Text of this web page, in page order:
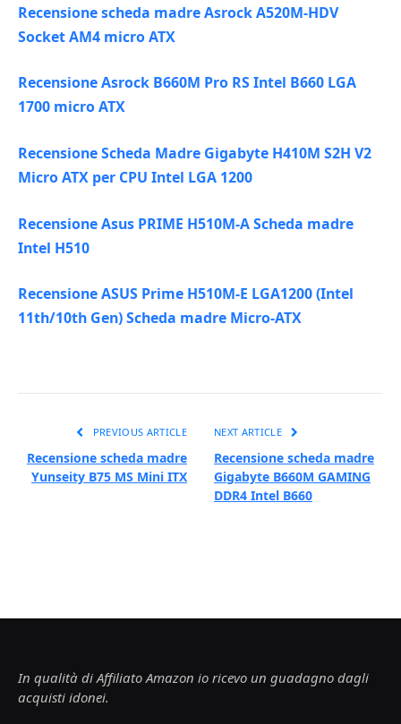
Recensione scheda madre Asrock A520M-HDV
Socket AM4 micro ATX
Recensione Asrock B660M Pro RS Intel B660 LGA
1700 micro ATX
Recensione Scheda Madre Gigabyte H410M S2H V2
Micro ATX per CPU Intel LGA 1200
Recensione Asus PRIME H510M-A Scheda madre
Intel H510
Recensione ASUS Prime H510M-E LGA1200 (Intel
11th/10th Gen) Scheda madre Micro-ATX
PREVIOUS ARTICLE
Recensione scheda madre
Yunseity B75 MS Mini ITX
NEXT ARTICLE
Recensione scheda madre
Gigabyte B660M GAMING
DDR4 Intel B660
In qualità di Affiliato Amazon io ricevo un guadagno dagli
acquisti idonei.